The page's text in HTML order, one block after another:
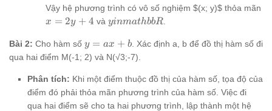
Vậy hệ phương trình có vô số nghiệm $(x; y)$ thỏa mãn
x
2y
+
x = 2y + 4 và y in
yinmathbbR
Bài 2: Cho hàm số y
=
+
b
y = ax + b. Xác định a, b để đồ thị hàm số đi
qua hai điểm M(-1; 2) và N(√3;-7).
Phân tích: Khi một điểm thuộc đồ thị của hàm số, tọa độ của
điểm đó phải thỏa mãn phương trình của hàm số. Việc đi
qua hai điểm sẽ cho ta hai phương trình, lập thành một hệ